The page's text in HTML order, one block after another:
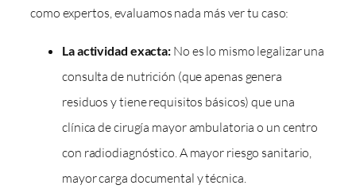
como expertos, evaluamos nada más ver tu caso:
La actividad exacta: No es lo mismo legalizar una
consulta de nutrición (que apenas genera
residuos y tiene requisitos básicos) que una
clínica de cirugía mayor ambulatoria o un centro
con radiodiagnóstico. A mayor riesgo sanitario,
mayor carga documental y técnica.